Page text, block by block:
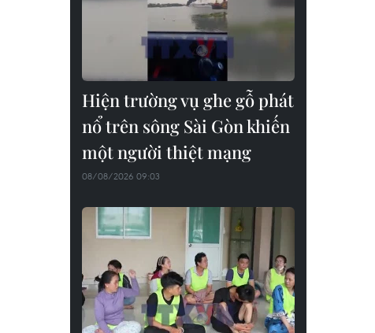
Hiện trường vụ ghe gỗ phát
nổ trên sông Sài Gòn khiến
một người thiệt mạng
08/08/2026 09:03